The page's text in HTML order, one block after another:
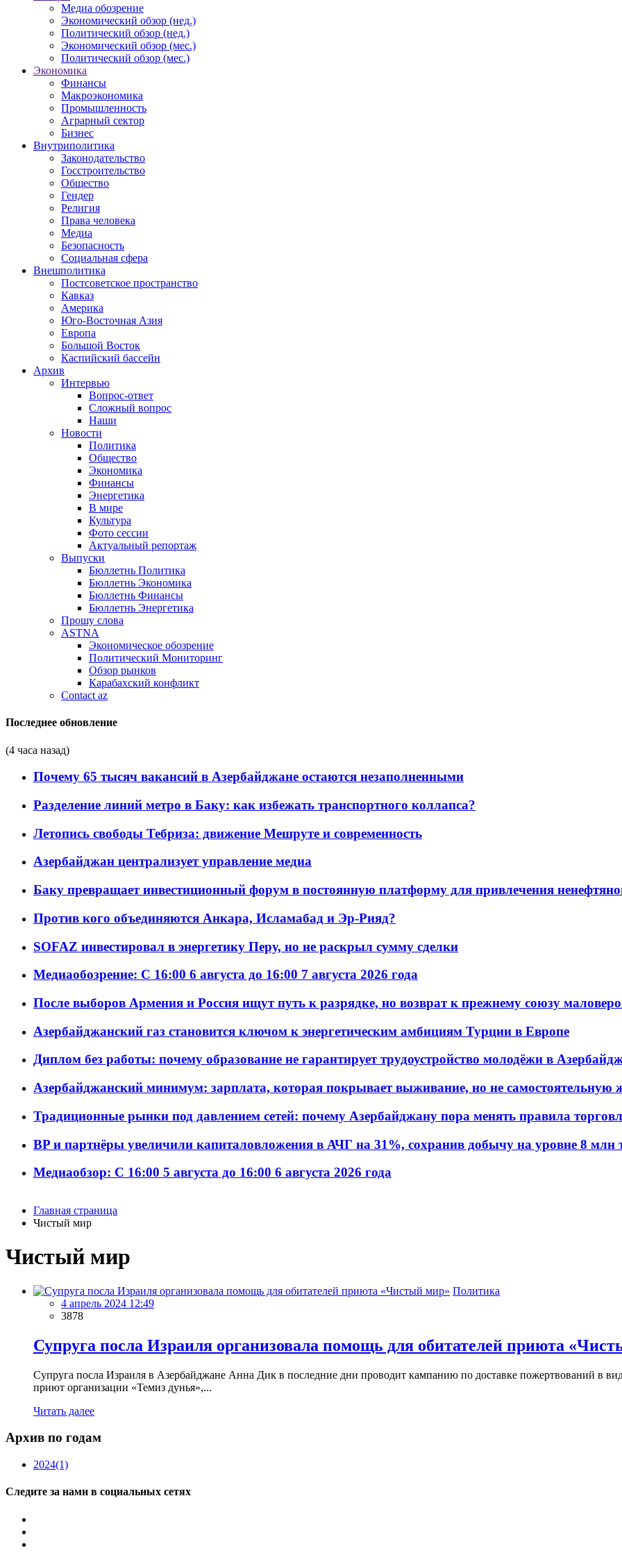
Медиа обозрение
Экономический обзор (нед.)
Политический обзор (нед.)
Экономический обзор (мес.)
Политический обзор (мес.)
Экономика
Финансы
Макроэкономика
Промышленность
Аграрный сектор
Бизнес
Внутриполитика
Законодательство
Госстроительство
Общество
Гендер
Религия
Права человека
Медиа
Безопасность
Социальная сфера
Внешполитика
Постсоветское пространство
Кавказ
Америка
Юго-Восточная Азия
Европа
Большой Восток
Каспийский бассейн
Архив
Интервью
Вопрос-ответ
Сложный вопрос
Наши
Новости
Политика
Общество
Экономика
Финансы
Энергетика
В мире
Культура
Фото сессии
Актуальный репортаж
Выпуски
Бюллетнь Политика
Бюллетнь Экономика
Бюллетнь Финансы
Бюллетнь Энергетика
Прошу слова
ASTNA
Экономическое обозрение
Политический Мониторинг
Обзор рынков
Карабахский конфликт
Contact az
Последнее обновление
(4 часа назад)
Почему 65 тысяч вакансий в Азербайджане остаются незаполненными
Разделение линий метро в Баку: как избежать транспортного коллапса?
Летопись свободы Тебриза: движение Мешруте и современность
Азербайджан централизует управление медиа
Баку превращает инвестиционный форум в постоянную платформу для привлечения
Против кого объединяются Анкара, Исламабад и Эр-Рияд?
SOFAZ инвестировал в энергетику Перу, но не раскрыл сумму сделки
Медиаобозрение: С 16:00 6 августа до 16:00 7 августа 2026 года
После выборов Армения и Россия ищут путь к разрядке, но возврат к прежнему союзу
Азербайджанский газ становится ключом к энергетическим амбициям Турции в Европе
Диплом без работы: почему образование не гарантирует трудоустройство молодёжи в
Азербайджанский минимум: зарплата, которая покрывает выживание, но не самостоятельную
Традиционные рынки под давлением сетей: почему Азербайджану пора менять правила
BP и партнёры увеличили капиталовложения в АЧГ на 31%, сохранив добычу на уровне 8 млн
Медиаобзор: С 16:00 5 августа до 16:00 6 августа 2026 года
Главная страница
Чистый мир
Чистый мир
Политика
4 апрель 2024 12:49
3878
Супруга посла Израиля организовала помощь для обитателей приюта
Супруга посла Израиля в Азербайджане Анна Дик в последние дни проводит кампанию по доставке пожертвований в
приют организации «Темиз дунья»,...
Читать далее
Архив по годам
2024(1)
Следите за нами в социальных сетях